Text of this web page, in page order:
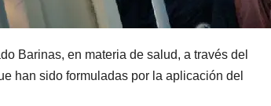
Barinas, en materia de salud, a través del
han sido formuladas por la aplicación del